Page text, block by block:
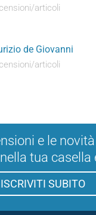
articoli
de Giovanni
articoli
e le
tua casella
ISCRIVITI SUBITO